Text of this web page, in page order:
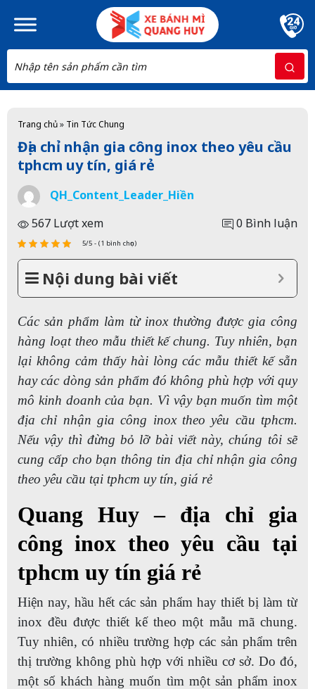
Skip to main content
Trang chủ» Tin Tức Chung
Địa chỉ nhận gia công inox theo yêu cầu
tphcm uy tín, giá rẻ
QH_Content_Leader_Hiền
567 Lượt xem
0 Bình luận
5/5 - (1 bình chọn)
Nội dung bài viết
Các sản phẩm làm từ inox thường được gia công
hàng loạt theo mẫu thiết kế chung. Tuy nhiên, bạn
lại không cảm thấy hài lòng các mẫu thiết kế sẵn
hay các dòng sản phẩm đó không phù hợp với quy
mô kinh doanh của bạn. Vì vậy bạn muốn tìm một
địa chỉ nhận gia công inox theo yêu cầu tphcm.
Nếu vậy thì đừng bỏ lỡ bài viết này, chúng tôi sẽ
cung cấp cho bạn thông tin địa chỉ nhậngia công
theo yêu cầu tại tphcm uy tín, giá rẻ
Quang Huy – địa chỉ gia
công inox theo yêu cầu tại
tphcm uy tín giá rẻ
Hiện nay, hầu hết các sản phẩm hay thiết bị làm từ
inox đều được thiết kế theo một mẫu mã chung.
Tuy nhiên, có nhiều trường hợp các sản phẩm trên
thị trường không phù hợp với nhiều cơ sở. Do đó,
một số khách hàng muốn tìm một sản phẩm inox